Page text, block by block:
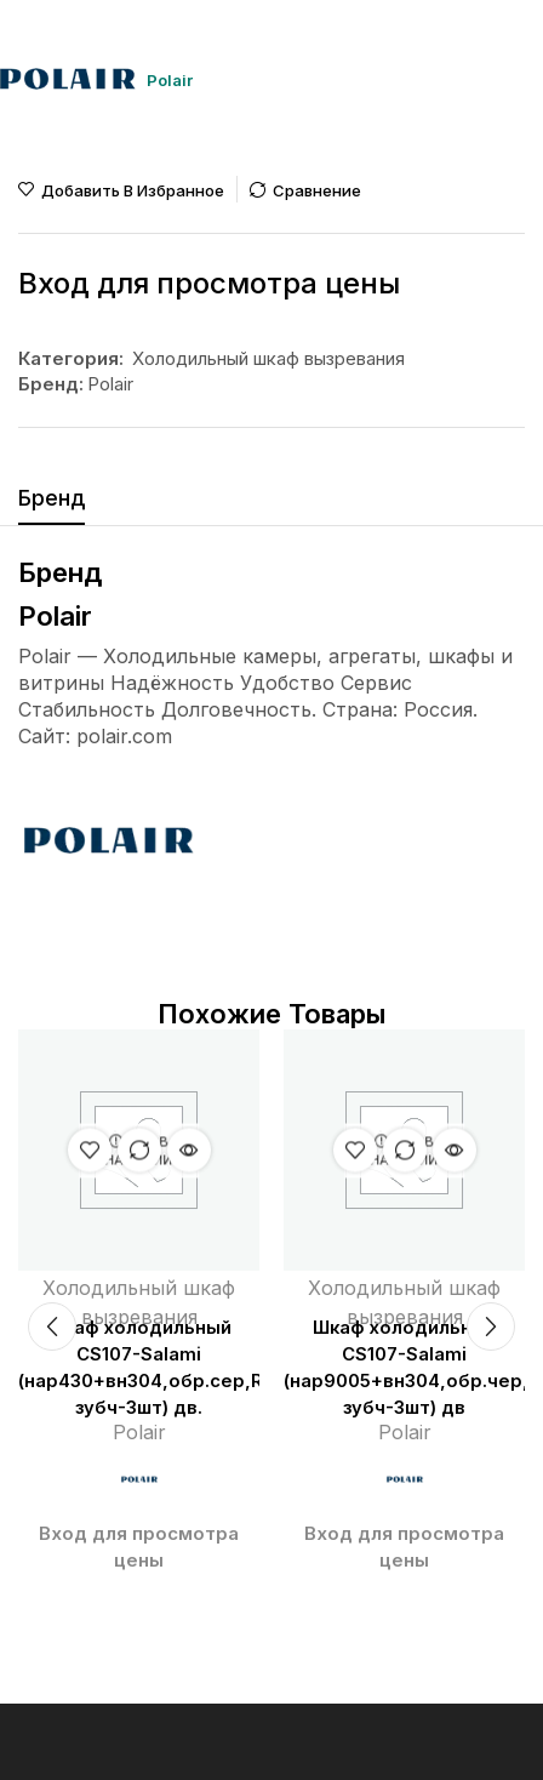
Polair
Добавить В Избранное Сравнение
Вход для просмотра цены
Категория: Холодильный шкаф вызревания
Бренд: Polair
Бренд
Бренд
Polair
Polair — Холодильные камеры, агрегаты, шкафы и
витрины Надёжность Удобство Сервис
Стабильность Долговечность. Страна: Россия.
Сайт: polair.com
Похожие Товары
НЕТ В
НАЛИЧИИ
Холодильный шкаф
вызревания
Шкаф холодильный
CS107-Salami
зубч-3шт) дв.
Polair
Вход для просмотра
цены
НЕТ В
НАЛИЧИИ
Холодильный шкаф
вызревания
Шкаф холодильный
CS107-Salami
зубч-3шт) дв
Polair
Вход для просмотра
цены